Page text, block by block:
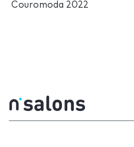
Couromoda 2022